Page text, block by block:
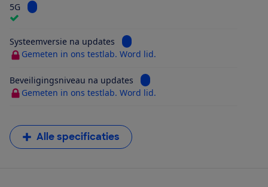
5G Bekijk informatie voor 5G
Systeemversie na updates
Bekijk informatie voor
Gemeten in ons testlab. Word lid.
Beveiligingsniveau na updates
Bekijk informatie voor
Gemeten in ons testlab. Word lid.
Alle specificaties